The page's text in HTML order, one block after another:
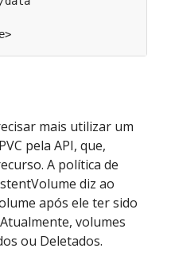
mais utilizar um
pela API, que,
A política de
diz ao
após ele ter sido
volumes
ou Deletados.